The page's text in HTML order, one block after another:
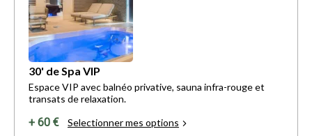
30' de Spa VIP
Espace VIP avec balnéo privative, sauna infra-rouge et
transats de relaxation.
+ 60 € Selectionner mes options